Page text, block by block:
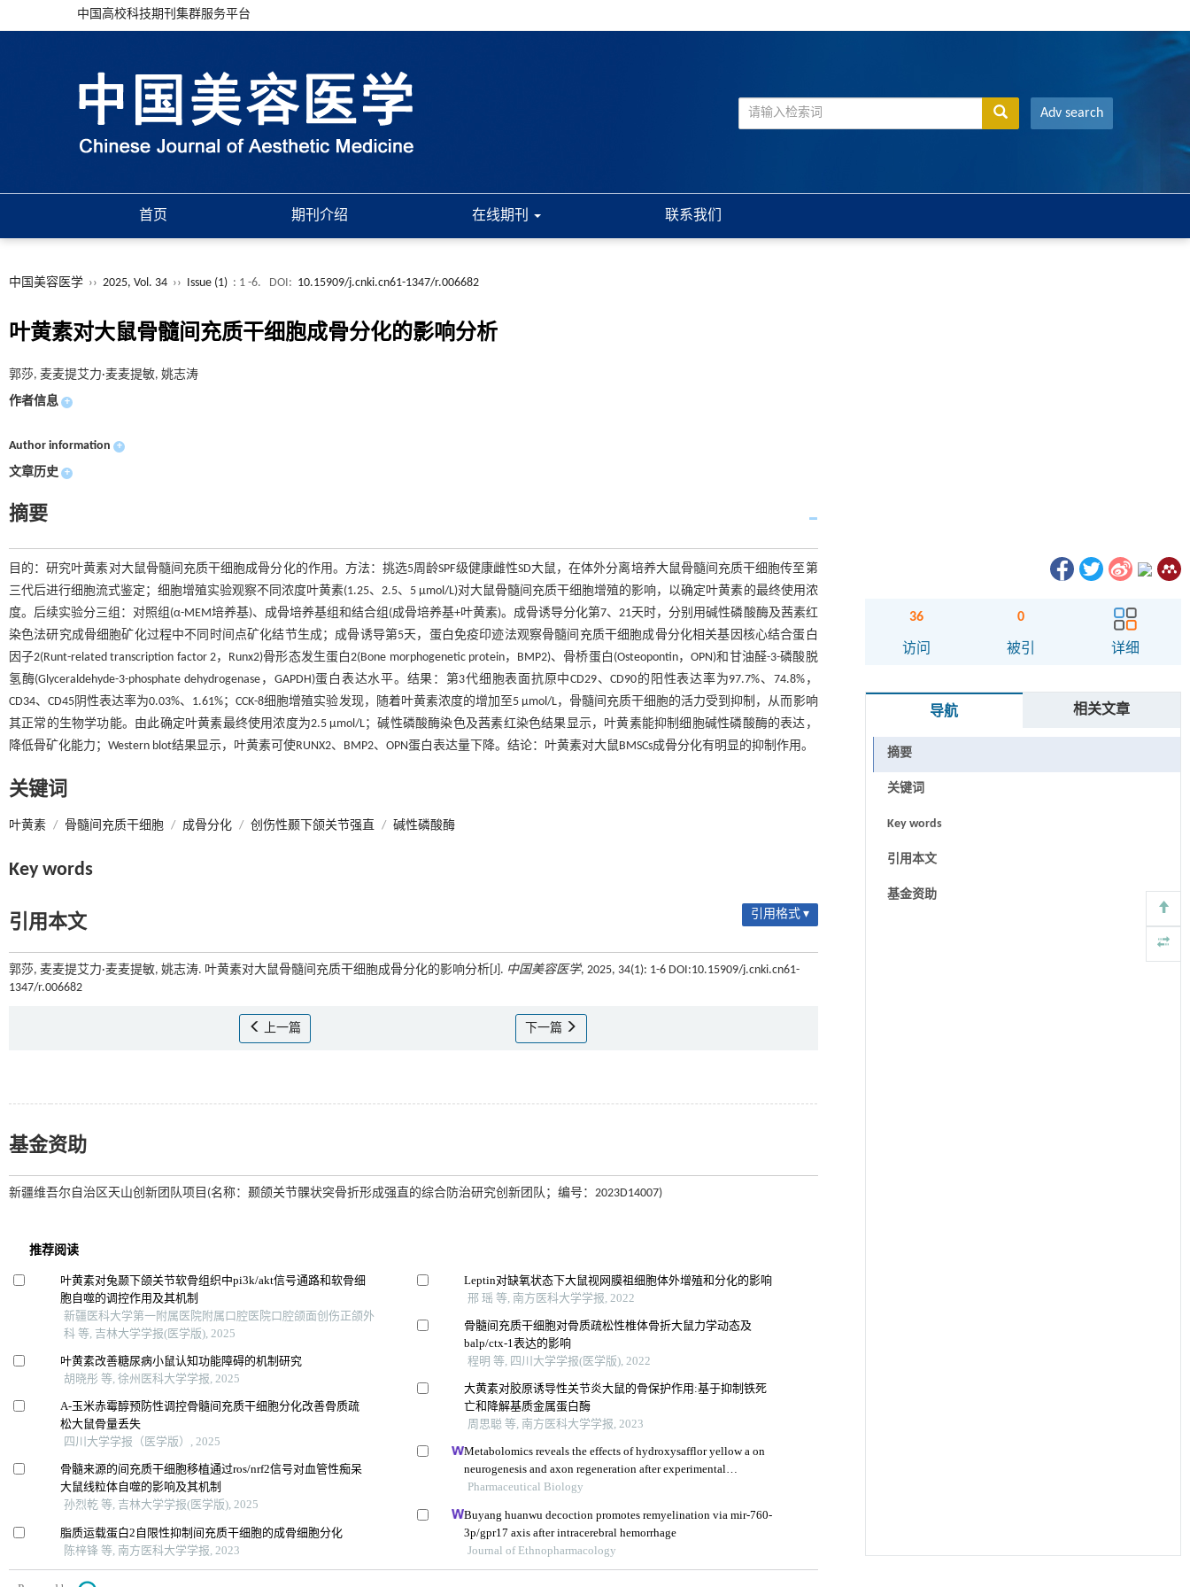
中国高校科技期刊集群服务平台
Adv search
首页 期刊介绍 在线期刊 联系我们
中国美容医学 ›› 2025, Vol. 34 ›› Issue (1) : 1 -6. DOI: 10.15909/j.cnki.cn61-1347/r.006682
叶黄素对大鼠骨髓间充质干细胞成骨分化的影响分析
郭莎, 麦麦提艾力·麦麦提敏, 姚志涛
作者信息 +
Author information +
文章历史 +
摘要
目的：研究叶黄素对大鼠骨髓间充质干细胞成骨分化的作用。方法：挑选5周龄SPF级健康雌性SD大鼠，在体外分离培养大鼠骨髓间充质干细胞传至第
三代后进行细胞流式鉴定；细胞增殖实验观察不同浓度叶黄素(1.25、2.5、5 μmol/L)对大鼠骨髓间充质干细胞增殖的影响，以确定叶黄素的最终使用浓
度。后续实验分三组：对照组(α-MEM培养基)、成骨培养基组和结合组(成骨培养基+叶黄素)。成骨诱导分化第7、21天时，分别用碱性磷酸酶及茜素红
染色法研究成骨细胞矿化过程中不同时间点矿化结节生成；成骨诱导第5天，蛋白免疫印迹法观察骨髓间充质干细胞成骨分化相关基因核心结合蛋白
因子2(Runt-related transcription factor 2，Runx2)骨形态发生蛋白2(Bone morphogenetic protein，BMP2)、骨桥蛋白(Osteopontin，OPN)和甘油醛-3-磷酸脱
氢酶(Glyceraldehyde-3-phosphate dehydrogenase，GAPDH)蛋白表达水平。结果：第3代细胞表面抗原中CD29、CD90的阳性表达率为97.7%、74.8%，
CD34、CD45阴性表达率为0.03%、1.61%；CCK-8细胞增殖实验发现，随着叶黄素浓度的增加至5 μmol/L，骨髓间充质干细胞的活力受到抑制，从而影响
其正常的生物学功能。由此确定叶黄素最终使用浓度为2.5 μmol/L；碱性磷酸酶染色及茜素红染色结果显示，叶黄素能抑制细胞碱性磷酸酶的表达，
降低骨矿化能力；Western blot结果显示，叶黄素可使RUNX2、BMP2、OPN蛋白表达量下降。结论：叶黄素对大鼠BMSCs成骨分化有明显的抑制作用。
关键词
叶黄素 / 骨髓间充质干细胞 / 成骨分化 / 创伤性颞下颌关节强直 / 碱性磷酸酶
Key words
引用本文 引用格式 ▾
郭莎, 麦麦提艾力·麦麦提敏, 姚志涛. 叶黄素对大鼠骨髓间充质干细胞成骨分化的影响分析[J]. 中国美容医学, 2025, 34(1): 1-6 DOI:10.15909/j.cnki.cn61-
1347/r.006682
上一篇 下一篇
基金资助
新疆维吾尔自治区天山创新团队项目(名称：颞颌关节髁状突骨折形成强直的综合防治研究创新团队；编号：2023D14007)
36
访问
0
被引 详细
导航 相关文章
摘要
关键词
Key words
引用本文
基金资助